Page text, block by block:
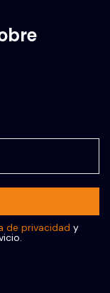
de privacidad y